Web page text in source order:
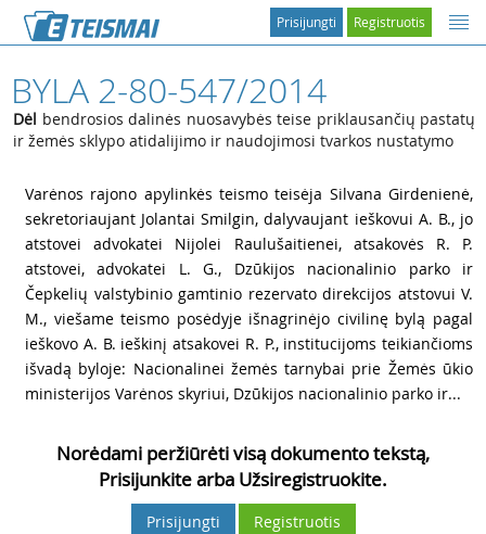
Registruotis
Prisijungti
BYLA 2-80-547/2014
Dėl bendrosios dalinės nuosavybės teise priklausančių pastatų
ir žemės sklypo atidalijimo ir naudojimosi tvarkos nustatymo
Varėnos rajono apylinkės teismo teisėja Silvana Girdenienė,
sekretoriaujant Jolantai Smilgin, dalyvaujant ieškovui A. B., jo
atstovei advokatei Nijolei Raulušaitienei, atsakovės R. P.
atstovei, advokatei L. G., Dzūkijos nacionalinio parko ir
Čepkelių valstybinio gamtinio rezervato direkcijos atstovui V.
M., viešame teismo posėdyje išnagrinėjo civilinę bylą pagal
ieškovo A. B. ieškinį atsakovei R. P., institucijoms teikiančioms
išvadą byloje: Nacionalinei žemės tarnybai prie Žemės ūkio
ministerijos Varėnos skyriui, Dzūkijos nacionalinio parko ir...
Norėdami peržiūrėti visą dokumento tekstą,
Prisijunkite arba Užsiregistruokite.
Prisijungti Registruotis